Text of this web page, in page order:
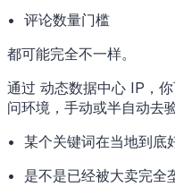
• 评论数量门槛
都可能完全不一样。
通过 动态数据中心 IP，
问环境，手动或半自动去
• 某个关键词在当地到底
• 是不是已经被大卖完全